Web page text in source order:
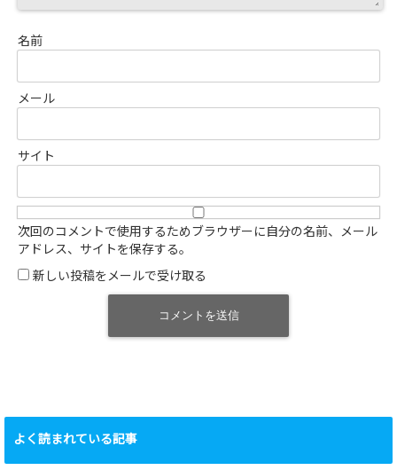
名前
メール
サイト
次回のコメントで使用するためブラウザーに自分の名前、メール
アドレス、サイトを保存する。
新しい投稿をメールで受け取る
よく読まれている記事